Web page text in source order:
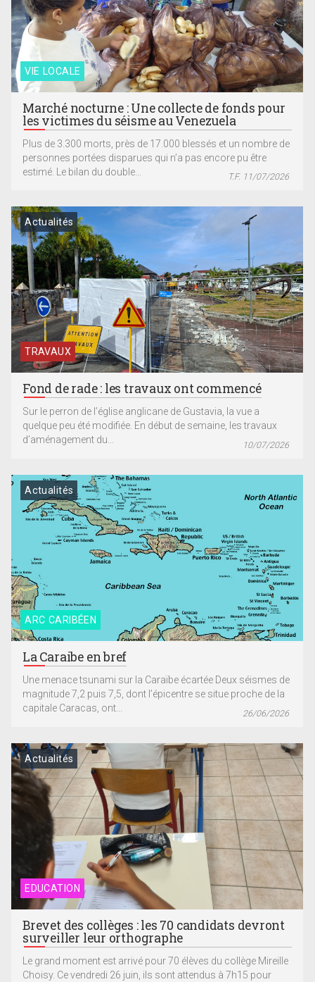
VIE LOCALE
Marché nocturne : Une collecte de fonds pour
les victimes du séisme au Venezuela
Plus de 3.300 morts, près de 17.000 blessés et un nombre de
personnes portées disparues qui n’a pas encore pu être
estimé. Le bilan du double...
T.F. 11/07/2026
TRAVAUX
Actualités
Fond de rade : les travaux ont commencé
Sur le perron de l’église anglicane de Gustavia, la vue a
quelque peu été modifiée. En début de semaine, les travaux
d’aménagement du...
10/07/2026
ARC CARIBÉEN
Actualités
La Caraibe en bref
Une menace tsunami sur la Caraïbe écartée Deux séismes de
magnitude 7,2 puis 7,5, dont l’épicentre se situe proche de la
capitale Caracas, ont...
26/06/2026
EDUCATION
Actualités
Brevet des collèges : les 70 candidats devront
surveiller leur orthographe
Le grand moment est arrivé pour 70 élèves du collège Mireille
Choisy. Ce vendredi 26 juin, ils sont attendus à 7h15 pour